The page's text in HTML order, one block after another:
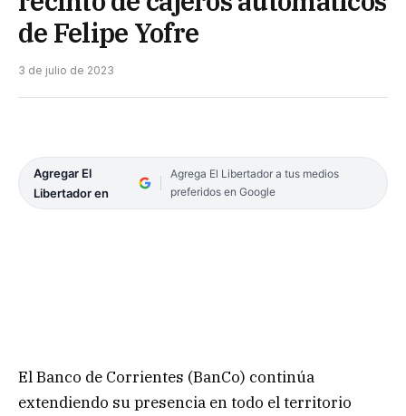
de Felipe Yofre
3 de julio de 2023
Agregar El
Libertador en
Agrega El Libertador a tus medios
preferidos en Google
El Banco de Corrientes (BanCo) continúa
extendiendo su presencia en todo el territorio